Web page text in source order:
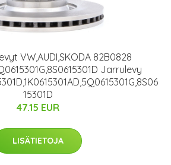
VW,AUDI,SKODA 82B0828
Jarrulevy
15301D
47.15 EUR
LISÄTIETOJA